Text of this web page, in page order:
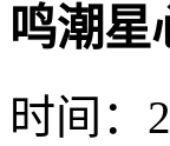
鸣潮星
时间：